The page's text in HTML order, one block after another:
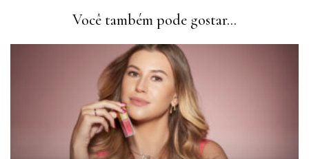
Você também pode gostar...